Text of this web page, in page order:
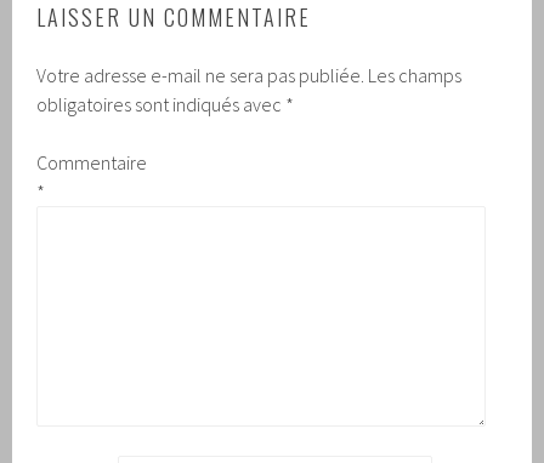
LAISSER UN COMMENTAIRE
Votre adresse e-mail ne sera pas publiée. Les champs
obligatoires sont indiqués avec *
Commentaire
*